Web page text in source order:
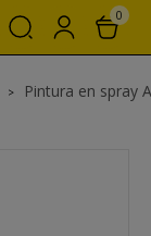
0
Pintura en spray